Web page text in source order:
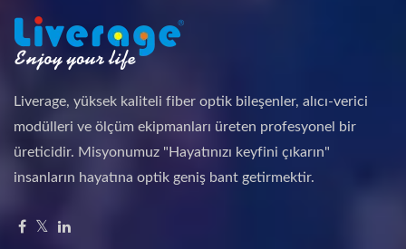
Liverage, yüksek kaliteli fiber optik bileşenler, alıcı-verici
modülleri ve ölçüm ekipmanları üreten profesyonel bir
üreticidir. Misyonumuz "Hayatınızı keyfini çıkarın"
insanların hayatına optik geniş bant getirmektir.